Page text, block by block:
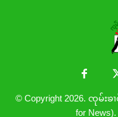
© Copyright 2026. ၸုမ်းၶ
for